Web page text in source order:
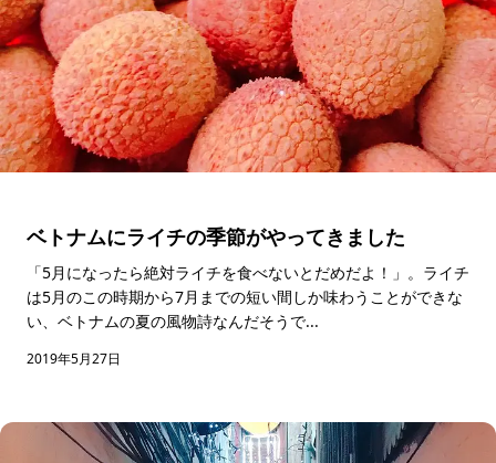
ベトナムにライチの季節がやってきました
「5月になったら絶対ライチを食べないとだめだよ！」。ライチ
は5月のこの時期から7月までの短い間しか味わうことができな
い、ベトナムの夏の風物詩なんだそうで...
2019年5月27日